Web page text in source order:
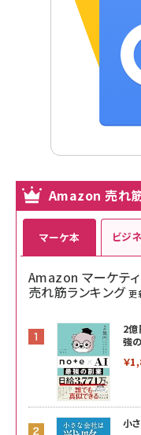
Amazon 売れ
マーケ本
Amazon マーケテ
売れ筋ランキング 更
2
強
￥
小
ビジ